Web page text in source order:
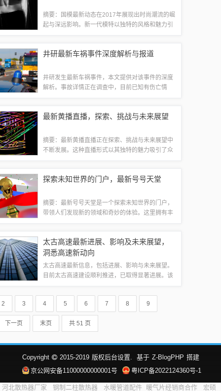
摘要：国模最新动态在2017年展现出时尚潮流的崛
起与深远影响。新一代模特以独特的风格和魅力引
文化的走向。这一年，国模界呈现出蓬勃...
井研最新车祸事件深度解析与报道
井研发生最新车祸事件，本文提供对该事件的深度
解析。事故详情正在调查中，目前已知有伤亡情
生。具体事故原因和救援情况尚待官方公布。事...
最新黄播直播，探索、挑战与未来展望
摘要：最新黄播直播正在探索、挑战与未来展望中
不断发展。这种直播形式以其独特的魅力吸引了众
展方向，努力提升用户体验，同时注重内容的健...
探索未知世界的门户，最新号号天堂
摘要：最新号号天堂是一个探索未知世界的门户，
带领人们发现新的领域和奇妙的体验。这里拥有丰
以开拓视野，了解世界的多样性，感受未知的...
太古高速最新进展、影响及未来展望，
洞悉高速新动向
太古高速最新信息，包括进展、影响与未来展望。
目前太古高速建设顺利推进，已取得显著进展。该
线经济发展。太古高速的建成将为区域物流运输提
供便捷通道，有望带动周边产业繁荣。也需关...
2 3 4 5 6 7 8 9
下一页 末页 共 51 页
Copyright 2015-2019 版权后台设置. 基于 Z-BlogPHP 搭建
京公网安备11000000000001号
粤ICP备2022124360号-1
河北散热器厂家 钢制二柱散热器 水暖管道配件 暖气片经销商合作 宏硕